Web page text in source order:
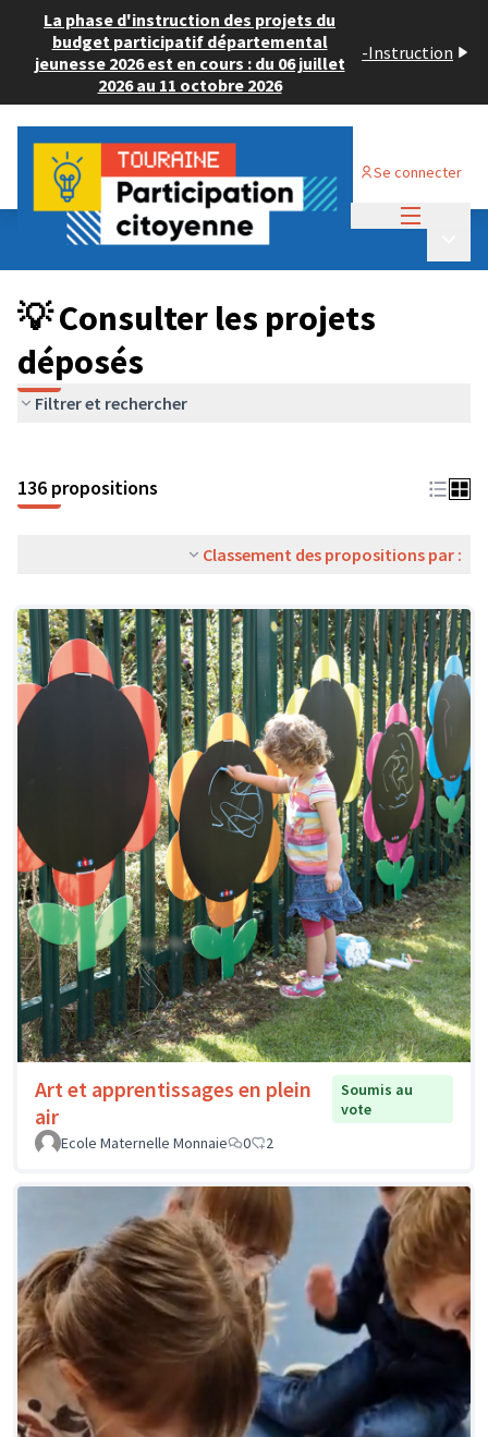
La phase d'instruction des projets du
budget participatif départemental
jeunesse 2026 est en cours : du 06 juillet
2026 au 11 octobre 2026
-Instruction
Se connecter
Budget Participatif JEUNESSE 2024
💡 Consulter les projets déposés
💡 Consulter les projets
déposés
Filtrer et rechercher
136 propositions
Classement des propositions par :
Art et apprentissages en plein
air
Soumis au
vote
Ecole Maternelle Monnaie
0 2